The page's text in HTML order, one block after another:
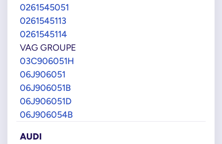
0261545051
0261545113
0261545114
VAG GROUPE
03C906051H
06J906051
06J906051B
06J906051D
06J906054B
AUDI